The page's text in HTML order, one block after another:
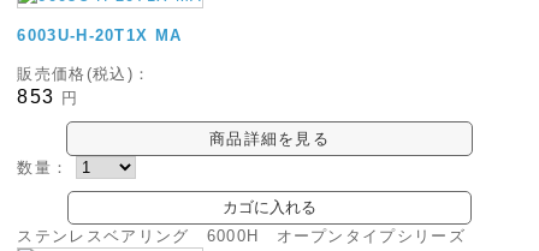
6003U-H-20T1X MA
販売価格(税込)：
853 円
商品詳細を見る
数量：
ステンレスベアリング 6000H オープンタイプシリーズ